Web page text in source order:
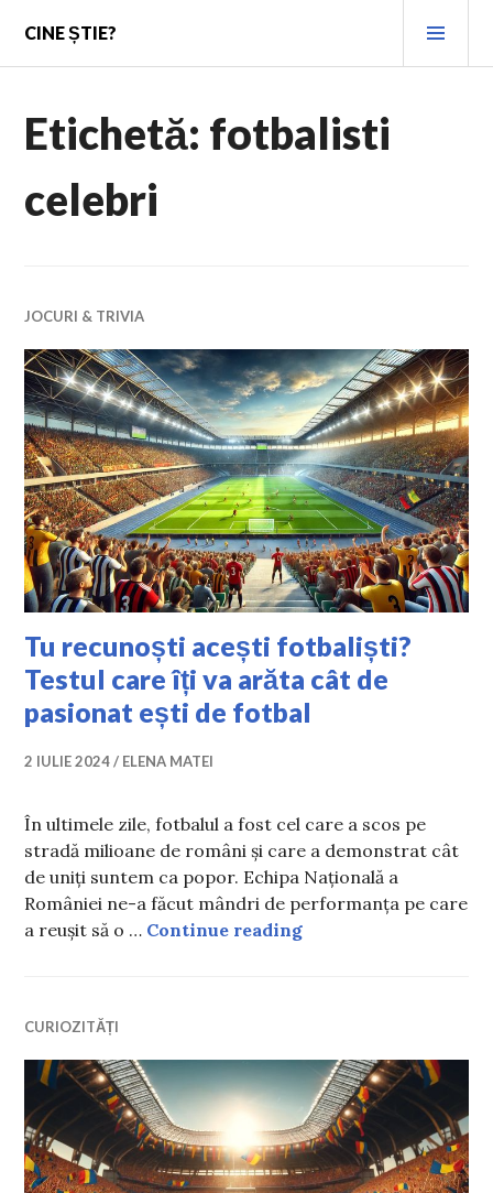
content
CINE ȘTIE?
Etichetă: fotbalisti
celebri
JOCURI & TRIVIA
Tu recunoști acești fotbaliști?
Testul care îți va arăta cât de
pasionat ești de fotbal
2 IULIE 2024 ELENA MATEI
În ultimele zile, fotbalul a fost cel care a scos pe
stradă milioane de români și care a demonstrat cât
de uniți suntem ca popor. Echipa Națională a
României ne-a făcut mândri de performanța pe care
a reușit să o … Continue readingTu recunoști acești
CURIOZITĂȚI